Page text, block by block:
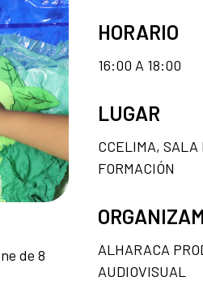
de 8
HORARIO
16:00 A 18:00
LUGAR
CCELIMA, SALA
FORMACIÓN
ALHARACA
AUDIOVISUAL